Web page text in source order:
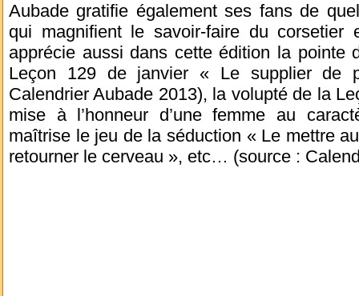
Aubade gratifie également ses fans de
qui magnifient le savoir-faire du corsetier
apprécie aussi dans cette édition la pointe
Leçon 129 de janvier « Le supplier de
Calendrier Aubade 2013), la volupté de la
mise à l’honneur d’une femme au
maîtrise le jeu de la séduction « Le mettre
retourner le cerveau », etc… (source :